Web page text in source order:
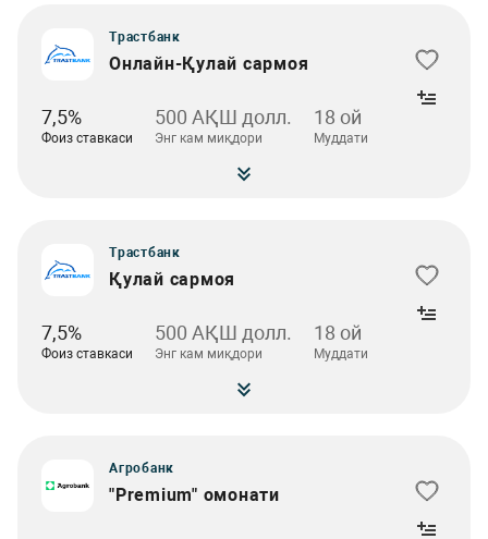
Трастбанк
Онлайн-Қулай сармоя
7,5%
Фоиз ставкаси
500 АҚШ долл.
Энг кам миқдори
18 ой
Муддати
Трастбанк
Қулай сармоя
7,5%
Фоиз ставкаси
500 АҚШ долл.
Энг кам миқдори
18 ой
Муддати
Агробанк
"Premium" омонати